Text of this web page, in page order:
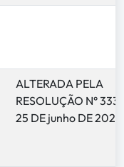
ALTERADA PELA
RESOLUÇÃO N°
25 DE junho DE 2025